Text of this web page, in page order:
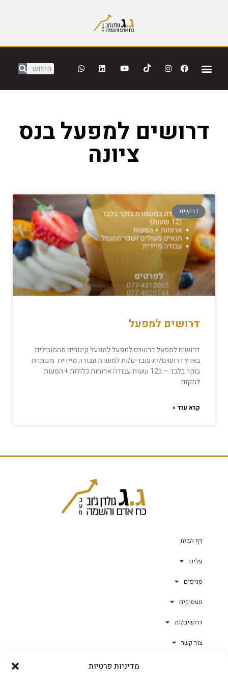
מדיניות פרטיות
דרושים למפעל בנס
ציונה
דרושים
דרושים למפעל
דרושים למפעל דרושים למפעל למפעל קינוחים מהמובילים
בארץ דרושים/ות עובדים/ות למשרת עבודה מיידית משמרת
בוקר בלבד – כ12 שעות עבודה ארוחות כלולות + הסעות
למקום
קרא עוד »
דף הבית
עלינו
סניפים
מעסיקים
דרושים/ות
צור קשר